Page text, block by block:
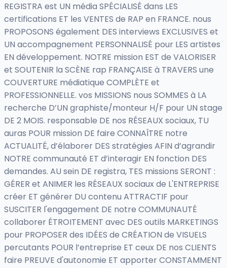
REGISTRA est UN média SPÉCIALISÉ dans LES
certifications ET les VENTES de RAP en FRANCE. nous
PROPOSONS également DES interviews EXCLUSIVES et
UN accompagnement PERSONNALISÉ pour LES artistes
EN développement. NOTRE mission EST de VALORISER
et SOUTENIR la SCÈNE rap FRANÇAISE à TRAVERS une
COUVERTURE médiatique COMPLÈTE et
PROFESSIONNELLE. vos MISSIONS nous SOMMES à LA
recherche D’UN graphiste/monteur H/F pour UN stage
DE 2 MOIS. responsable DE nos RÉSEAUX sociaux, TU
auras POUR mission DE faire CONNAÎTRE notre
ACTUALITÉ, d’élaborer DES stratégies AFIN d’agrandir
NOTRE communauté ET d’interagir EN fonction DES
demandes. AU sein DE registra, TES missions SERONT :
GÉRER et ANIMER les RÉSEAUX sociaux de L'ENTREPRISE
créer ET générer DU contenu ATTRACTIF pour
SUSCITER l'engagement DE notre COMMUNAUTÉ
collaborer ÉTROITEMENT avec DES outils MARKETINGS
pour PROPOSER des IDÉES de CRÉATION de VISUELS
percutants POUR l’entreprise ET ceux DE nos CLIENTS
faire PREUVE d'autonomie ET apporter CONSTAMMENT